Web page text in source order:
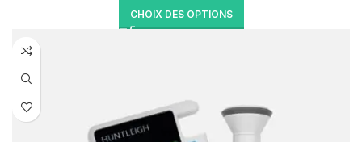
CHOIX DES OPTIONS